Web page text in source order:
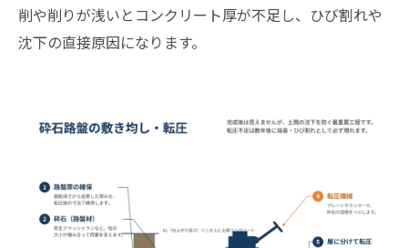
削や削りが浅いとコンクリート厚が不足し、ひび割れや
沈下の直接原因になります。